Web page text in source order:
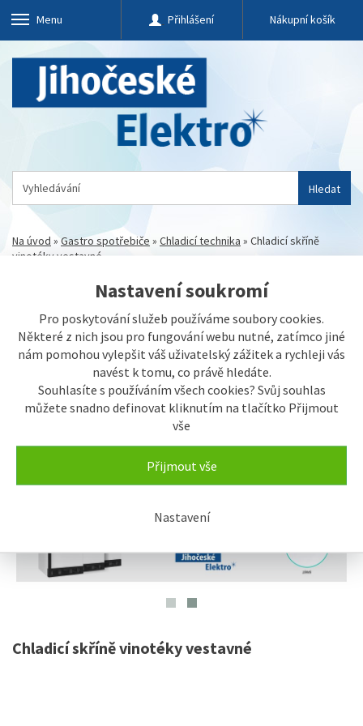
Nastavení soukromí
Pro poskytování služeb používáme soubory cookies.
Některé z nich jsou pro fungování webu nutné, zatímco jiné
nám pomohou vylepšit váš uživatelský zážitek a rychleji vás
navést k tomu, co právě hledáte.
Souhlasíte s používáním všech cookies? Svůj souhlas
můžete snadno definovat kliknutím na tlačítko Přijmout
vše
Přijmout vše
Nastavení
Menu Přihlášení Nákupní košík
Hledat
Na úvod »Gastro spotřebiče » Chladicí technika » Chladicí skříně
vinotéky vestavné
Chladicí skříně vinotéky vestavné